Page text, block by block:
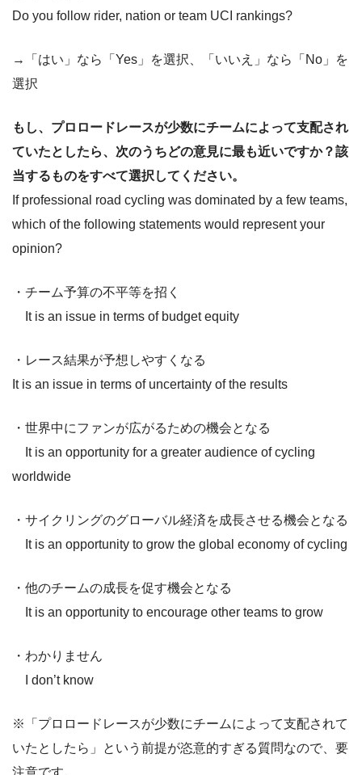
Do you follow rider, nation or team UCI rankings?
→「はい」なら「Yes」を選択、「いいえ」なら「No」を
選択
もし、プロロードレースが少数にチームによって支配され
ていたとしたら、次のうちどの意見に最も近いですか？該
当するものをすべて選択してください。
If professional road cycling was dominated by a few teams,
which of the following statements would represent your
opinion?
・チーム予算の不平等を招く
It is an issue in terms of budget equity
・レース結果が予想しやすくなる
It is an issue in terms of uncertainty of the results
・世界中にファンが広がるための機会となる
It is an opportunity for a greater audience of cycling
worldwide
・サイクリングのグローバル経済を成長させる機会となる
It is an opportunity to grow the global economy of cycling
・他のチームの成長を促す機会となる
It is an opportunity to encourage other teams to grow
・わかりません
I don’t know
※「プロロードレースが少数にチームによって支配されて
いたとしたら」という前提が恣意的すぎる質問なので、要